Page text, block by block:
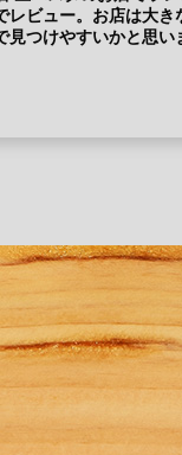
レビュー。お店は大
見つけやすいかと思